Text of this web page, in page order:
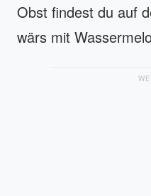
Obst findest du auf
wärs mit